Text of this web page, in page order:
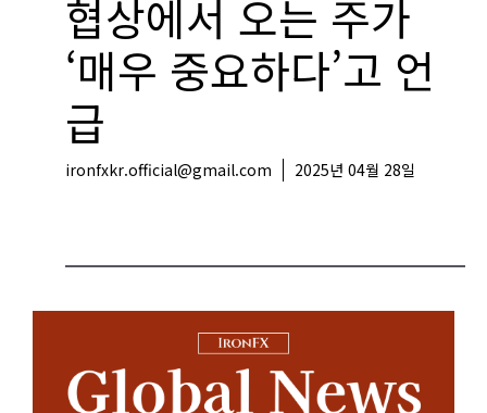
협상에서 오는 주가
‘매우 중요하다’고 언
급
ironfxkr.official@gmail.com 2025년 04월 28일